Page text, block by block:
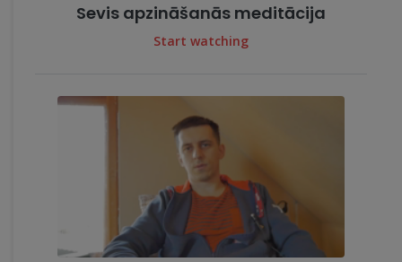
Sevis apzināšanās meditācija
Start watching